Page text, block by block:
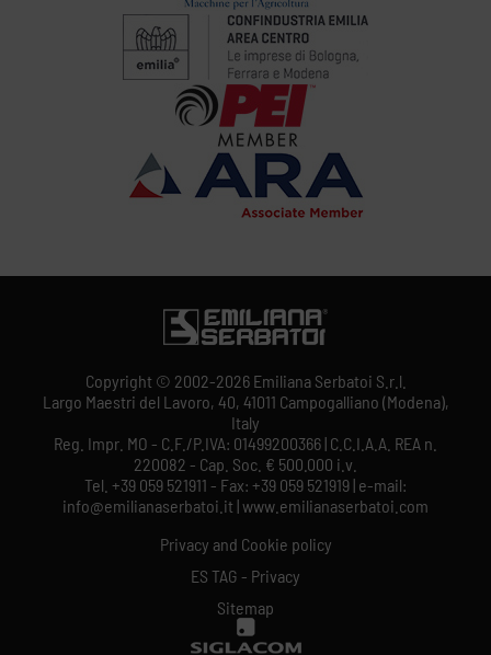
Copyright © 2002-2026 Emiliana Serbatoi S.r.l.
Largo Maestri del Lavoro, 40, 41011 Campogalliano (Modena),
Italy
Reg. Impr. MO - C.F./P.IVA: 01499200366 | C.C.I.A.A. REA n.
220082 - Cap. Soc. € 500.000 i.v.
Tel. +39 059 521911 - Fax: +39 059 521919 | e-mail:
info@emilianaserbatoi.it | www.emilianaserbatoi.com
Privacy and Cookie policy
ES TAG - Privacy
Sitemap